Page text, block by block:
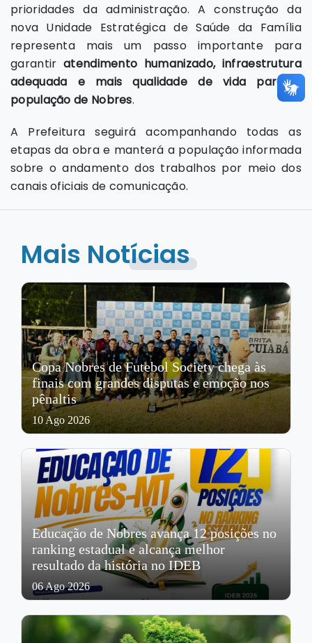
prioridades da administração. A construção da
nova Unidade Estratégica de Saúde da Família
representa mais um passo importante para
garantir atendimento humanizado, infraestrutura
adequada e mais qualidade de vida para a
população de Nobres.
A Prefeitura seguirá acompanhando todas as
etapas da obra e manterá a população informada
sobre o andamento dos trabalhos por meio dos
canais oficiais de comunicação.
Mais Notícias
Copa Nobres de Futebol Society chega às
finais com grandes disputas e emoção nos
pênaltis
10 Ago 2026
Educação de Nobres avança 12 posições no
ranking estadual e alcança melhor
resultado da história no IDEB
06 Ago 2026